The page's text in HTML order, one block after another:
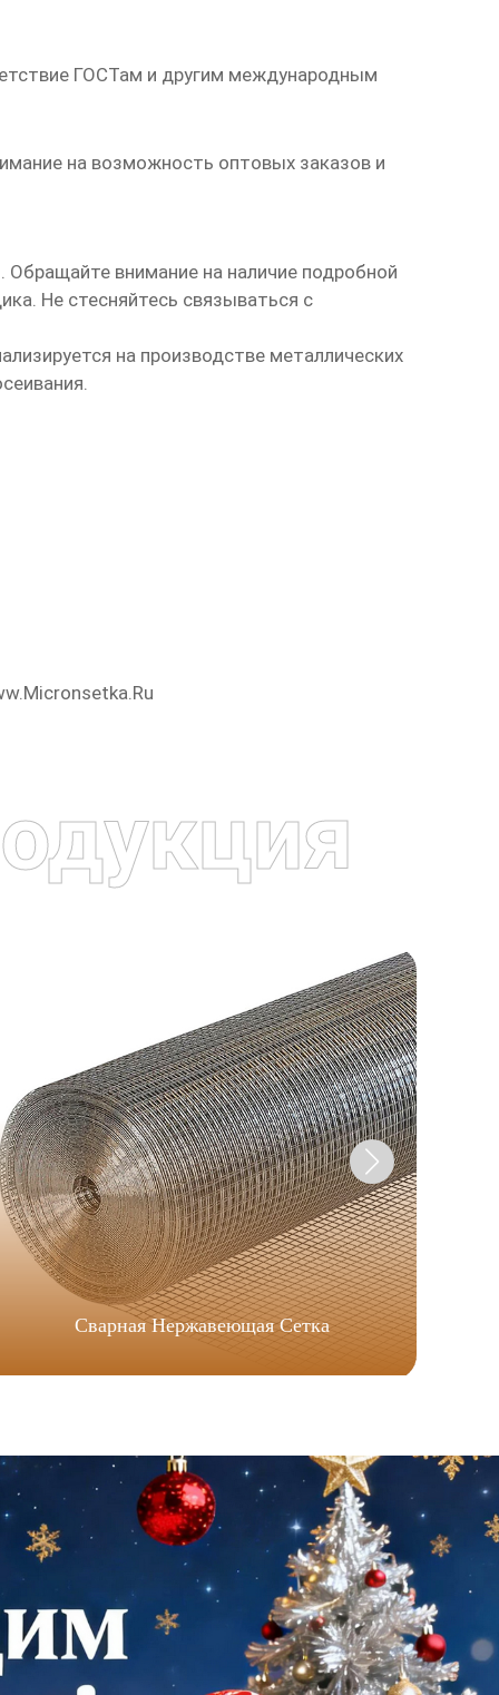
ГОСТам и другим международным
на возможность оптовых заказов и
внимание на наличие подробной
Не стесняйтесь связываться с
на производстве металлических
Сварная Нержавеющая Сетка